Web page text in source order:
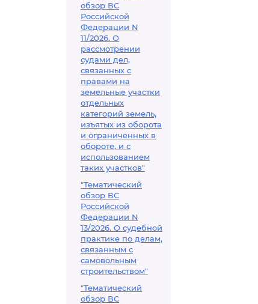
обзор ВС
Российской
Федерации N
11/2026. О
рассмотрении
судами дел,
связанных с
правами на
земельные участки
отдельных
категорий земель,
изъятых из оборота
и ограниченных в
обороте, и с
использованием
таких участков"
"Тематический
обзор ВС
Российской
Федерации N
13/2026. О судебной
практике по делам,
связанным с
самовольным
строительством"
"Тематический
обзор ВС